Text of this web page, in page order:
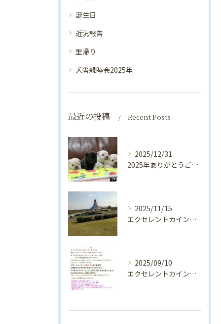
誕生日
近況報告
里帰り
犬舎親睦会2025年
最近の投稿 Recent Posts
2025/12/31
2025年ありがとうございました💛
2025/11/15
エクセレントカインド犬舎親睦会2025開催します！！
2025/09/10
エクセレントカインド犬舎親睦会（2025年）のお知らせ♪